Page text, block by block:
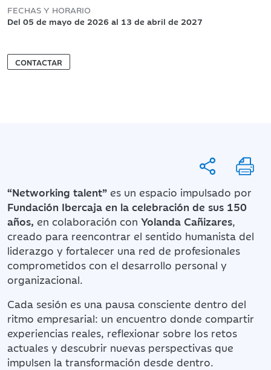
FECHAS Y HORARIO
Del 05 de mayo de 2026 al 13 de abril de 2027
CONTACTAR
“Networking talent” es un espacio impulsado por
Fundación Ibercaja en la celebración de sus 150
años, en colaboración con Yolanda Cañizares,
creado para reencontrar el sentido humanista del
liderazgo y fortalecer una red de profesionales
comprometidos con el desarrollo personal y
organizacional.
Cada sesión es una pausa consciente dentro del
ritmo empresarial: un encuentro donde compartir
experiencias reales, reflexionar sobre los retos
actuales y descubrir nuevas perspectivas que
impulsen la transformación desde dentro.